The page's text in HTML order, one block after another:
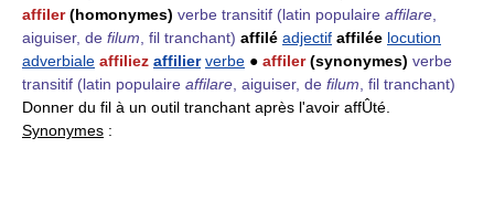
affiler(homonymes) verbe transitif (latin populaire affilare,
aiguiser, de filum, fil tranchant) affilé adjectif affilée locution
adverbiale affiliez affilier verbe ● affiler(synonymes) verbe
transitif (latin populaire affilare, aiguiser, de filum, fil tranchant)
Donner du fil à un outil tranchant après l'avoir affÛté.
Synonymes :